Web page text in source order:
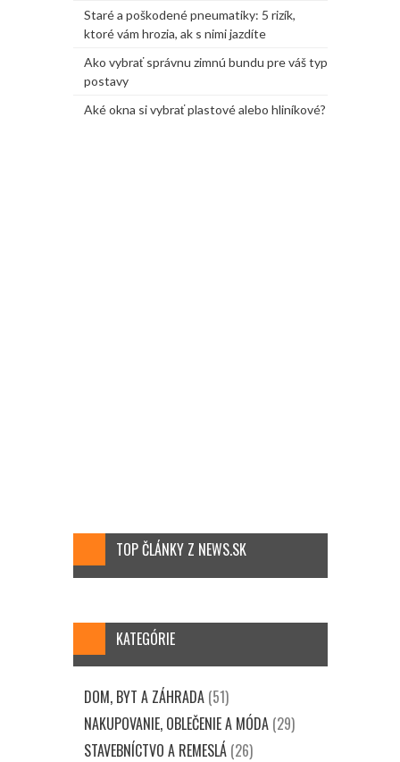
Staré a poškodené pneumatiky: 5 rizík,
ktoré vám hrozia, ak s nimi jazdíte
Ako vybrať správnu zimnú bundu pre váš typ
postavy
Aké okna si vybrať plastové alebo hliníkové?
TOP ČLÁNKY Z NEWS.SK
KATEGÓRIE
DOM, BYT A ZÁHRADA(51)
NAKUPOVANIE, OBLEČENIE A MÓDA(29)
STAVEBNÍCTVO A REMESLÁ(26)